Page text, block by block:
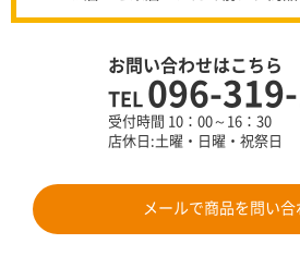
お問い合わせはこちら
TEL 096-
受付時間 10：00～16：30
店休日:土曜・日曜・祝祭日
メールで商品を問い合